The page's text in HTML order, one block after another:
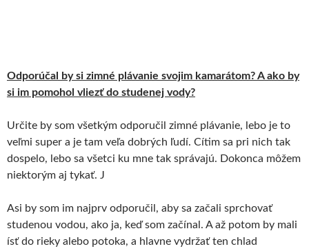
Odporúčal by si zimné plávanie svojim kamarátom? A ako by
si im pomohol vliezť do studenej vody?
Určite by som všetkým odporučil zimné plávanie, lebo je to
veľmi super a je tam veľa dobrých ľudí. Cítim sa pri nich tak
dospelo, lebo sa všetci ku mne tak správajú. Dokonca môžem
niektorým aj tykať. J
Asi by som im najprv odporučil, aby sa začali sprchovať
studenou vodou, ako ja, keď som začínal. A až potom by mali
ísť do rieky alebo potoka, a hlavne vydržať ten chlad